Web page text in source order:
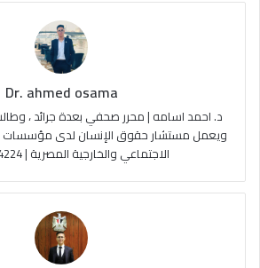
Dr. ahmed osama
د. احمد اسامه | محرر صحفي بعدة جرائد ،
ويعمل مستشار حقوق الإنسان لدى مؤسسات
الاجتماعي والخارجية المصرية | 01065964224